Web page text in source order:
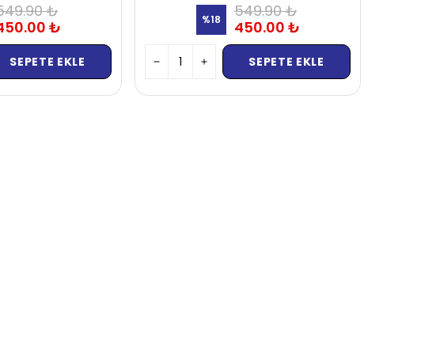
₺
₺
SEPETE EKLE
%18
549.90 ₺
450.00 ₺
SEPETE EKLE